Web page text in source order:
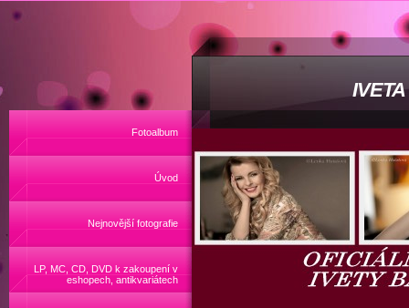
Fotoalbum
Úvod
Nejnovější fotografie
LP, MC, CD, DVD k zakoupení v
eshopech, antikvariátech